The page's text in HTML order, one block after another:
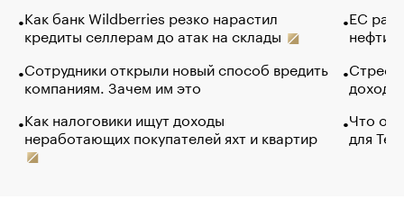
Как банк Wildberries резко нарастил
кредиты селлерам до атак на склады
Сотрудники открыли новый способ вредить
компаниям. Зачем им это
Как налоговики ищут доходы
неработающих покупателей яхт и квартир
ЕС
нефти
Что
для